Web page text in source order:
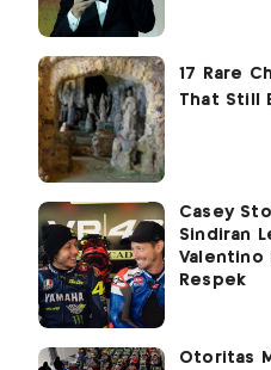
Casey
Sindiran
Valentino
Respek
Otoritas